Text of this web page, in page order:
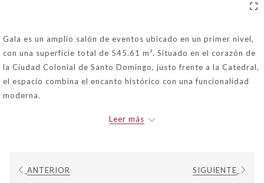
Gala es un amplio salón de eventos ubicado en un primer nivel,
con una superficie total de 545.61 m². Situado en el corazón de
la Ciudad Colonial de Santo Domingo, justo frente a la Catedral,
el espacio combina el encanto histórico con una funcionalidad
moderna.
Cuenta con pista de baile, escenario, área de bar, espacios
memorables y sin contratiempos.
Leer más
ANTERIOR SIGUIENTE